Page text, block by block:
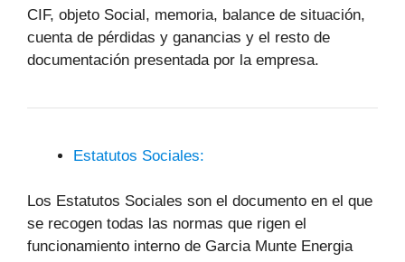
CIF, objeto Social, memoria, balance de situación,
cuenta de pérdidas y ganancias y el resto de
documentación presentada por la empresa.
Estatutos Sociales:
Los Estatutos Sociales son el documento en el que
se recogen todas las normas que rigen el
funcionamiento interno de Garcia Munte Energia